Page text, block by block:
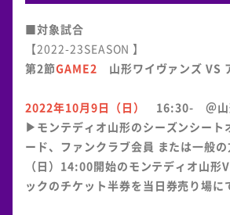
■対象試合
【2022-23SEASON 】
第2節GAME2 山形ワイヴァンズ VS
2022年10月9日（日）
16:30- ＠山
▶モンテディオ山形のシーズンシート
ード、ファンクラブ会員 または一般
（日）14:00開始のモンテディオ山形
ックのチケット半券を当日券売り場に